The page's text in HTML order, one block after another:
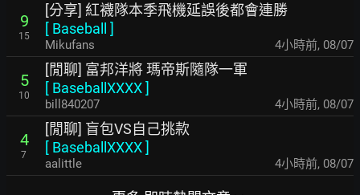
9
15
[分享] 紅襪隊本季飛機延誤後都會連勝
[ Baseball ]
Mikufans 4小時前, 08/07
5
10
[閒聊] 富邦洋將 瑪帝斯隨隊一軍
[ BaseballXXXX]
bill840207 4小時前, 08/07
4
7
[閒聊] 盲包VS自己挑款
[ BaseballXXXX]
aalittle 4小時前, 08/07